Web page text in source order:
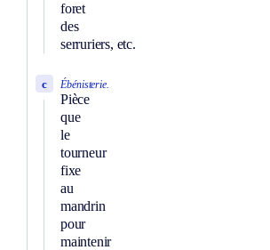
foret
des
serruriers, etc.
Ébénisterie.
Pièce
que
le
tourneur
fixe
au
mandrin
pour
maintenir
c